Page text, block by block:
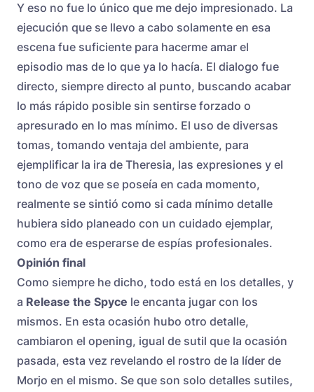
Y eso no fue lo único que me dejo impresionado. La
ejecución que se llevo a cabo solamente en esa
escena fue suficiente para hacerme amar el
episodio mas de lo que ya lo hacía. El dialogo fue
directo, siempre directo al punto, buscando acabar
lo más rápido posible sin sentirse forzado o
apresurado en lo mas mínimo. El uso de diversas
tomas, tomando ventaja del ambiente, para
ejemplificar la ira de Theresia, las expresiones y el
tono de voz que se poseía en cada momento,
realmente se sintió como si cada mínimo detalle
hubiera sido planeado con un cuidado ejemplar,
como era de esperarse de espías profesionales.
Opinión final
Como siempre he dicho, todo está en los detalles, y
a Release the Spyce le encanta jugar con los
mismos. En esta ocasión hubo otro detalle,
cambiaron el opening, igual de sutil que la ocasión
pasada, esta vez revelando el rostro de la líder de
Morjo en el mismo. Se que son solo detalles sutiles,